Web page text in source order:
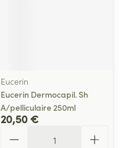
Eucerin
Eucerin Dermocapil. Sh
A/pelliculaire 250ml
20,50 €